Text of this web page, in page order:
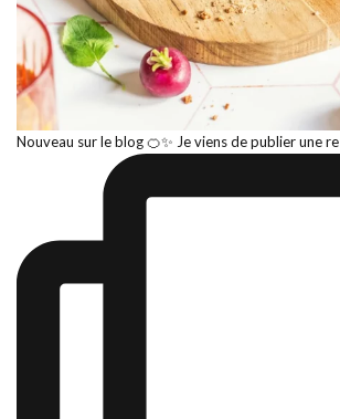
Nouveau sur le blog 🍊✨ Je viens de publier une re